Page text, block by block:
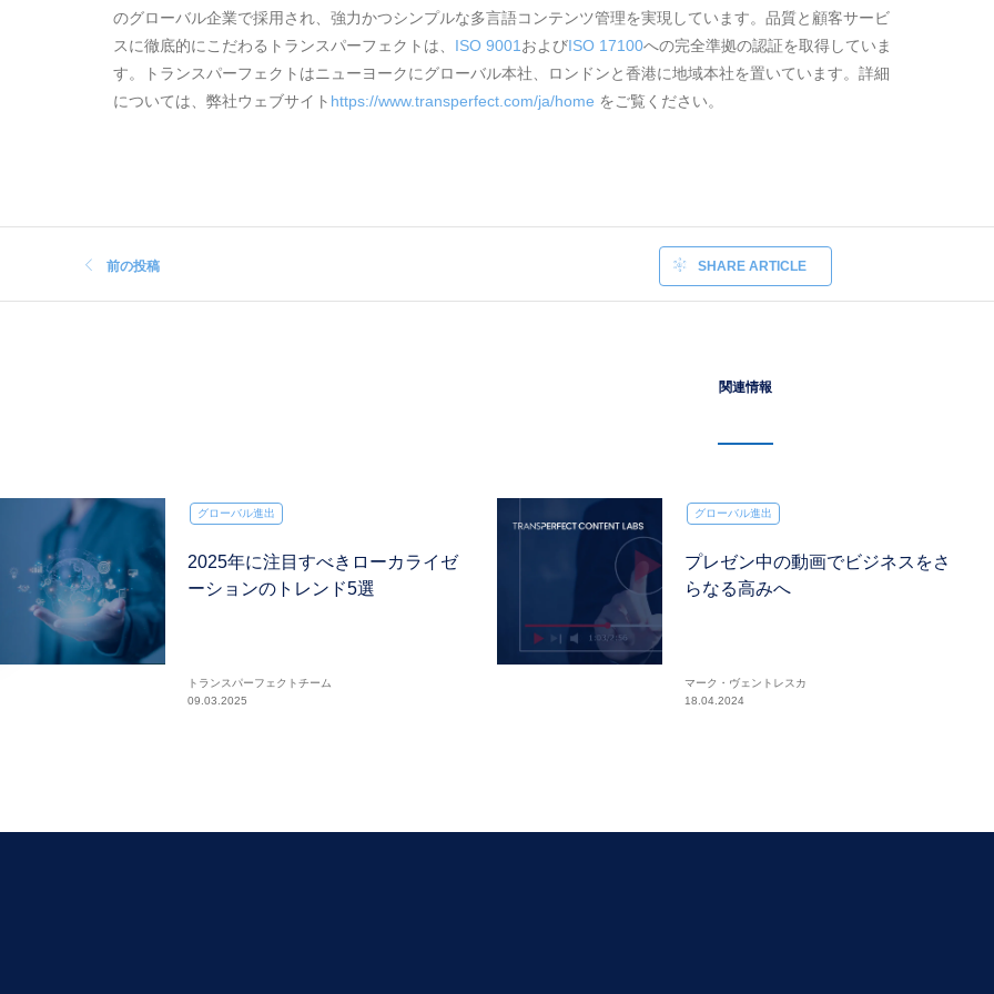
のグローバル企業で採用され、強力かつシンプルな多言語コンテンツ管理を実現しています。品質と顧客サービ
スに徹底的にこだわるトランスパーフェクトは、 ISO 9001 およびISO 17100への完全準拠の認証を取得していま
す。トランスパーフェクトはニューヨークにグローバル本社、ロンドンと香港に地域本社を置いています。詳細
については、弊社ウェブサイト https://www.transperfect.com/ja/home をご覧ください。
前の投稿 SHARE ARTICLE
関連情報
グローバル進出
2025年に注目すべきローカライゼ
ーションのトレンド5選
トランスパーフェクトチーム
09.03.2025
グローバル進出
プレゼン中の動画でビジネスをさ
らなる高みへ
マーク・ヴェントレスカ
18.04.2024